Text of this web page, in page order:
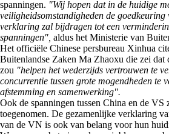
spanningen. "Wij hopen dat in de huidige
veiligheidsomstandigheden de
verklaring zal bijdragen tot een
spanningen", aldus het Ministerie van
Het officiële Chinese persbureau Xinhua
Buitenlandse Zaken Ma Zhaoxu die zei dat
zou "helpen het wederzijds vertrouwen te
concurrentie tussen grote mogendheden te
afstemming en samenwerking".
Ook de spanningen tussen China en de VS
toegenomen. De gezamenlijke verklaring
van de VN is ook van belang voor hun